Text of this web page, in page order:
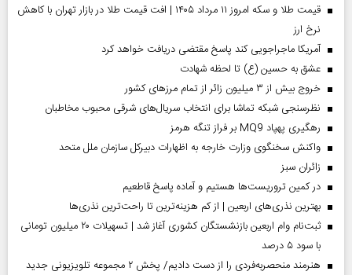
قیمت طلا و سکه امروز ۱۱ مرداد ۱۴۰۵ | افت قیمت طلا در بازار تهران با کاهش
نرخ ارز
آمریکا ماجراجویی کند پاسخ مقتضی دریافت خواهد کرد
عشق به حسین (ع) تا لحظه شهادت
خروج بیش از ۳ میلیون زائر از تمام مرز‌های کشور
نظرسنجی شبکه تماشا برای انتخاب سریال‌های شرقی محبوب مخاطبان
رهگیری پهپاد MQ9 بر فراز تنگه هرمز
واکنش سخنگوی وزارت خارجه به اظهارات دبیرکل سازمان ملل متحد
‌زائران سبز
در کمین تروریست‌ها هستیم و آماده پاسخ قاطعیم
بهترین نذری‌های اربعین | از کم هزینه‌ترین تا راحت‌ترین نذری‌ها
ثبت‌نام وام اربعین بازنشستگان کشوری آغاز شد | تسهیلات ۲۰ میلیون تومانی
با سود ۵ درصد
هنرمند منحصر‌به‌فردی را از دست دادیم/ پخش ۲ مجموعه تلویزیونی جدید